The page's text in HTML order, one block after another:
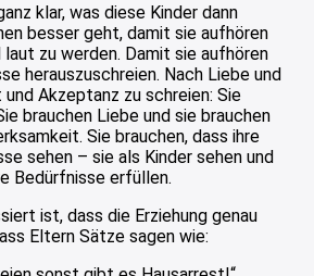
klar, was diese Kinder dann
besser geht, damit sie aufhören
laut zu werden. Damit sie aufhören
herauszuschreien. Nach Liebe und
Akzeptanz zu schreien: Sie
brauchen Liebe und sie brauchen
Sie brauchen, dass ihre
sehen – sie als Kinder sehen und
Bedürfnisse erfüllen.
ist, dass die Erziehung genau
Eltern Sätze sagen wie: